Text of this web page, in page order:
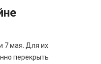
7 мая. Для их
перекрыть